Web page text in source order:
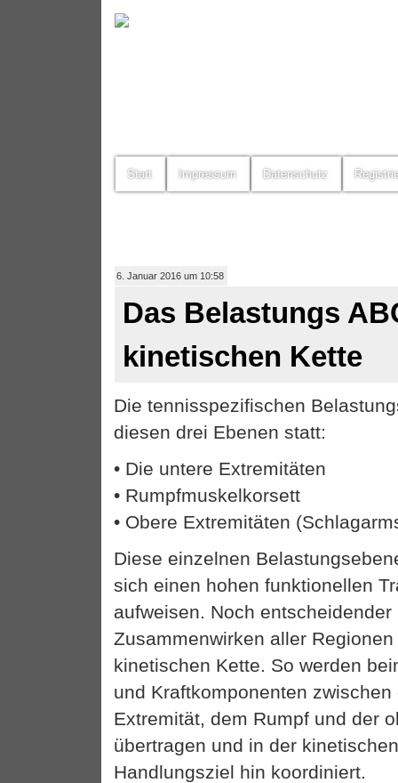
Start Impressum Datenschutz
6. Januar 2016 um 10:58
Das Belastungs
kinetischen Kette
Die tennisspezifischen
diesen drei Ebenen statt:
• Die untere Extremitäten
• Rumpfmuskelkorsett
• Obere Extremitäten
Diese einzelnen
sich einen hohen funktionellen
aufweisen. Noch
Zusammenwirken aller
kinetischen Kette. So werden
und Kraftkomponenten zwischen
Extremität, dem Rumpf und der
übertragen und in der
Handlungsziel hin koordiniert.